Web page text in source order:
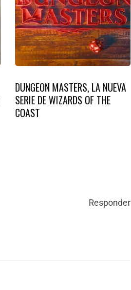
DUNGEON MASTERS, LA NUEVA
SERIE DE WIZARDS OF THE
COAST
Responder